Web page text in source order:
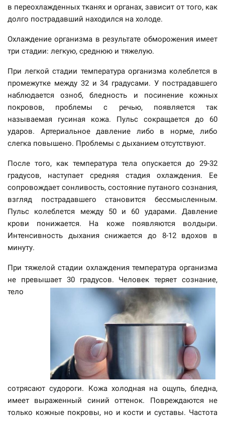
в переохлажденных тканях и органах, зависит от того, как
долго пострадавший находился на холоде.
Охлаждение организма в результате обморожения имеет
три стадии: легкую, среднюю и тяжелую.
При легкой стадии температура организма колеблется в
промежутке между 32 и 34 градусами. У пострадавшего
наблюдается озноб, бледность и посинение кожных
покровов, проблемы с речью, появляется так
называемая гусиная кожа. Пульс сокращается до 60
ударов. Артериальное давление либо в норме, либо
слегка повышено. Проблемы с дыханием отсутствуют.
После того, как температура тела опускается до 29-32
градусов, наступает средняя стадия охлаждения. Ее
сопровождает сонливость, состояние путаного сознания,
взгляд пострадавшего становится бессмысленным.
Пульс колеблется между 50 и 60 ударами. Давление
крови понижается. На коже появляются волдыри.
Интенсивность дыхания снижается до 8-12 вдохов в
минуту.
При тяжелой стадии охлаждения температура организма
не превышает 30 градусов. Человек теряет сознание,
тело
сотрясают судороги. Кожа холодная на ощупь, бледна,
имеет выраженный синий оттенок. Повреждаются не
только кожные покровы, но и кости и суставы. Частота